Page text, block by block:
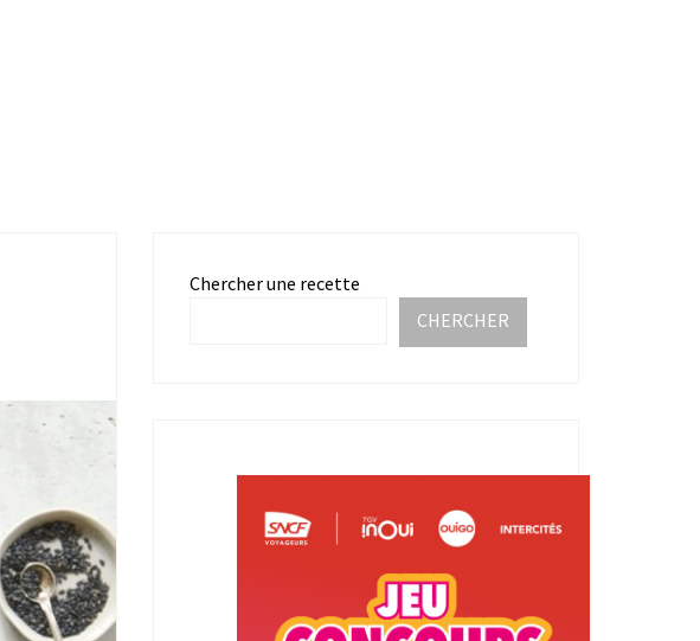
Chercher une recette
CHERCHER